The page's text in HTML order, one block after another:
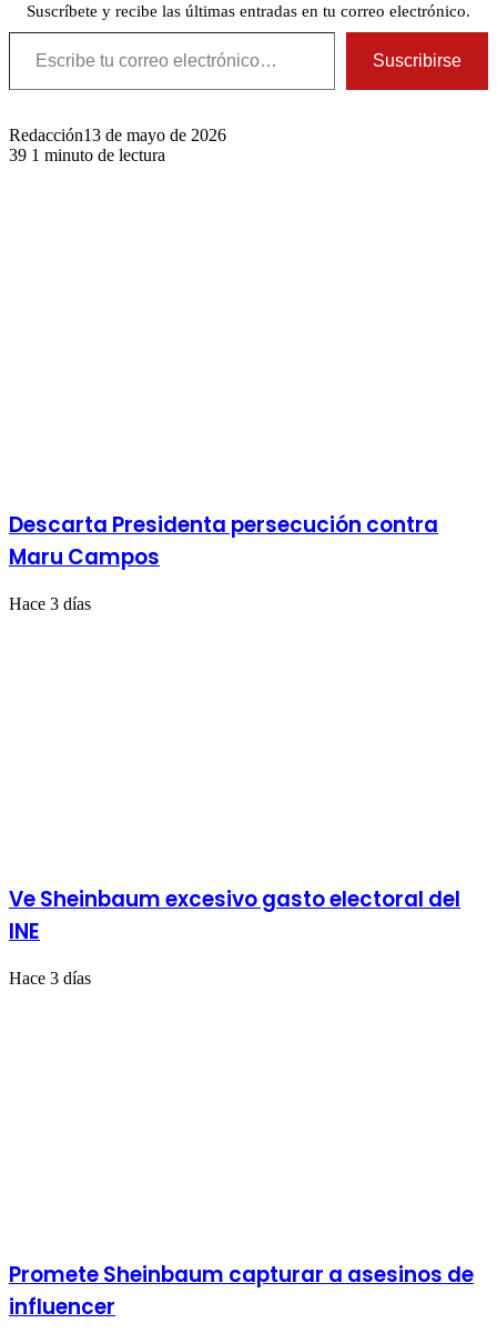
Suscríbete y recibe las últimas entradas en tu correo electrónico.
Escribe tu correo electrónico…
Suscribirse
Redacción13 de mayo de 2026
39 1 minuto de lectura
Descarta Presidenta persecución contra
Maru Campos
Hace 3 días
Ve Sheinbaum excesivo gasto electoral del
INE
Hace 3 días
Promete Sheinbaum capturar a asesinos de
influencer